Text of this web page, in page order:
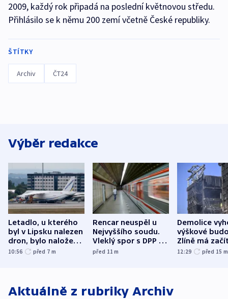
2009, každý rok připadá na poslední květnovou středu.
Přihlásilo se k němu 200 zemí včetně České republiky.
ŠTÍTKY
Archiv ČT24
Výběr redakce
Letadlo, u kterého
byl v Lipsku nalezen
dron, bylo naložené
municí, píší média
10:56 před 7 m
Rencar neuspěl u
Nejvyššího soudu.
Vleklý spor s DPP o
reklamní plochu
před 11m
Demolice
výškové
Zlíně má
odpoledne
12:29 před 15 m
Aktuálně z rubriky Archiv